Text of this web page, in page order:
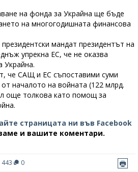
на фонда за Украйна ще бъде
на многогодишната финансова
мандат президентът на
упрекна ЕС, че не оказва
Украйна.
че САЩ и ЕС съпоставими суми
началото на войната (122 млрд.
още толкова като помощ за
страницата ни във Facebook
и вашите коментари.
443 0